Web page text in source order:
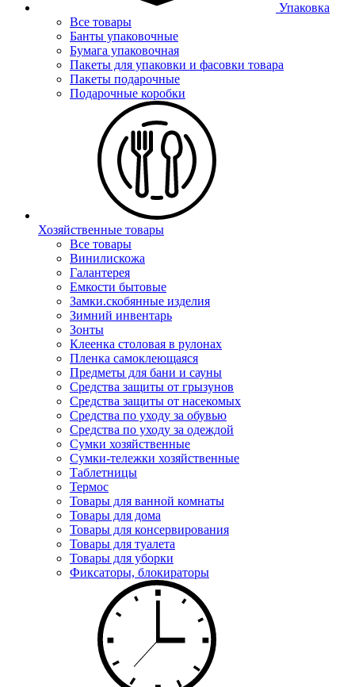
Упаковка
Все товары
Банты упаковочные
Бумага упаковочная
Пакеты для упаковки и фасовки товара
Пакеты подарочные
Подарочные коробки
Хозяйственные товары
Все товары
Винилискожа
Галантерея
Емкости бытовые
Замки.скобянные изделия
Зимний инвентарь
Зонты
Клеенка столовая в рулонах
Пленка самоклеющаяся
Предметы для бани и сауны
Средства защиты от грызунов
Средства защиты от насекомых
Средства по уходу за обувью
Средства по уходу за одеждой
Сумки хозяйственные
Сумки-тележки хозяйственные
Таблетницы
Термос
Товары для ванной комнаты
Товары для дома
Товары для консервирования
Товары для туалета
Товары для уборки
Фиксаторы, блокираторы